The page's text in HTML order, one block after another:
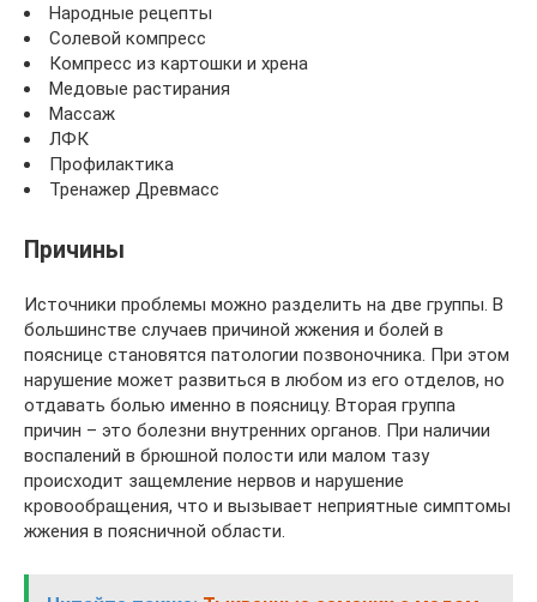
Народные рецепты
Солевой компресс
Компресс из картошки и хрена
Медовые растирания
Массаж
ЛФК
Профилактика
Тренажер Древмасс
Причины
Источники проблемы можно разделить на две группы. В
большинстве случаев причиной жжения и болей в
пояснице становятся патологии позвоночника. При этом
нарушение может развиться в любом из его отделов, но
отдавать болью именно в поясницу. Вторая группа
причин – это болезни внутренних органов. При наличии
воспалений в брюшной полости или малом тазу
происходит защемление нервов и нарушение
кровообращения, что и вызывает неприятные симптомы
жжения в поясничной области.